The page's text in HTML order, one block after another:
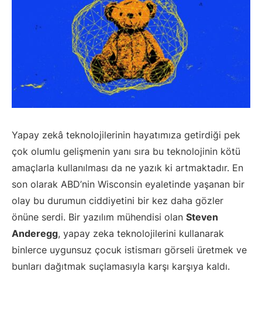
Yapay zekâ teknolojilerinin hayatımıza getirdiği pek
çok olumlu gelişmenin yanı sıra bu teknolojinin kötü
amaçlarla kullanılması da ne yazık ki artmaktadır. En
son olarak ABD’nin Wisconsin eyaletinde yaşanan bir
olay bu durumun ciddiyetini bir kez daha gözler
önüne serdi. Bir yazılım mühendisi olan Steven
Anderegg, yapay zeka teknolojilerini kullanarak
binlerce uygunsuz çocuk istismarı görseli üretmek ve
bunları dağıtmak suçlamasıyla karşı karşıya kaldı.